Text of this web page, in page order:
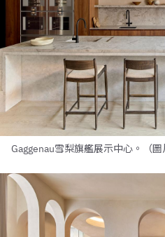
Gaggenau雪梨旗艦展示中心。（圖